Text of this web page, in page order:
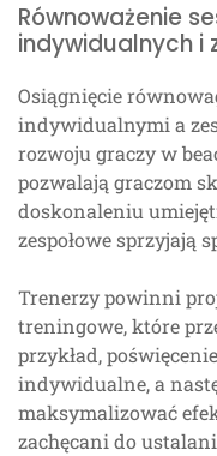
Równoważenie
indywidualnych i
Osiągnięcie
indywidualnymi a
rozwoju graczy w
pozwalają graczom
doskonaleniu
zespołowe sprzyjają
Trenerzy powinni
treningowe, które
przykład,
indywidualne, a
maksymalizować
zachęcani do